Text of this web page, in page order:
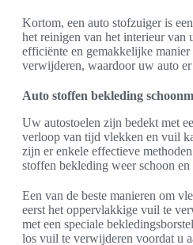
Kortom, een auto stofzuiger is
het reinigen van het interieur van
efficiënte en gemakkelijke
verwijderen, waardoor uw auto
Auto stoffen bekleding
Uw autostoelen zijn bedekt met
verloop van tijd vlekken en vuil
zijn er enkele effectieve
stoffen bekleding weer schoon en
Een van de beste manieren om
eerst het oppervlakkige vuil te
met een speciale
los vuil te verwijderen voordat u